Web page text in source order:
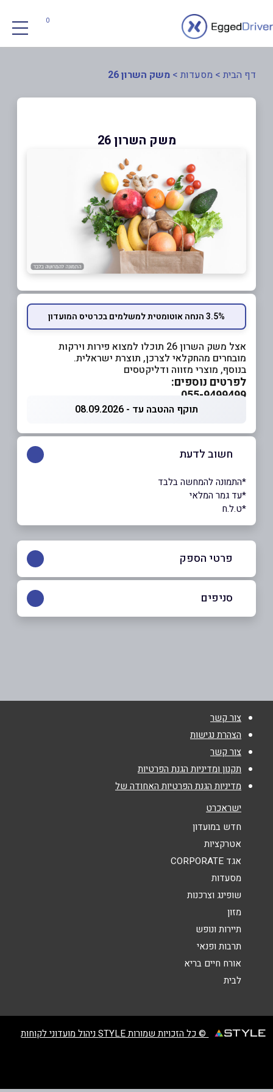
0
דף הבית > מסעדות > משק השרון 26
משק השרון 26
3.5% הנחה אוטומטית למשלמים בכרטיס המועדון
אצל משק השרון 26 תוכלו למצוא פירות וירקות
מובחרים מהחקלאי לצרכן, תוצרת ישראלית.
בנוסף, מוצרי מזווה ודליקטסים
לפרטים נוספים:
055-9499499
תוקף ההטבה עד - 08.09.2026
חשוב לדעת
*התמונה להמחשה בלבד
*עד גמר המלאי
*ט.ל.ח
פרטי הספק
נושא*
אנא חזרו אלי בקשר ל...
סניפים
צור קשר
הצהרת נגישות
צור קשר
תקנון ומדיניות הגנת הפרטיות
מדיניות הגנת הפרטיות האחודה של
ישראכרט
חדש במועדון
אטרקציות
אגד CORPORATE
מסעדות
שופינג וצרכנות
מזון
תיירות ונופש
תרבות ופנאי
אורח חיים בריא
לבית
© כל הזכויות שמורות STYLE ניהול מועדוני לקוחות